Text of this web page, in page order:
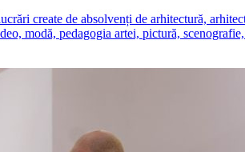
create de absolvenți de arhitectură,
modă, pedagogia artei, pictură,